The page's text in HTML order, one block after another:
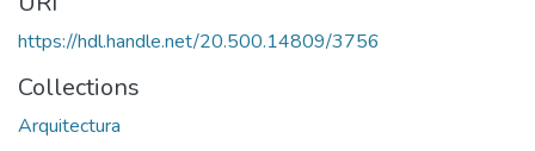
https://hdl.handle.net/20.500.14809/3756
Collections
Arquitectura